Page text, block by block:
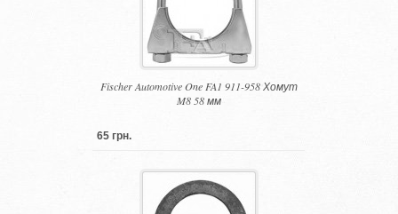
Fischer Automotive One FA1 911-958 Хомут
M8 58 мм
65 грн.